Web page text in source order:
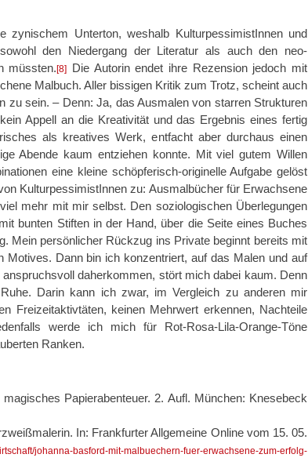
zynischem Unterton, weshalb KulturpessimistInnen und
den Niedergang der Literatur als auch den neo-
müssten.[8] Die Autorin endet ihre Rezension jedoch mit
Malbuch. Aller bissigen Kritik zum Trotz, scheint auch
zu sein. – Denn: Ja, das Ausmalen von starren Strukturen
Appell an die Kreativität und das Ergebnis eines fertig
als kreatives Werk, entfacht aber durchaus einen
Abende kaum entziehen konnte. Mit viel gutem Willen
eine kleine schöpferisch-originelle Aufgabe gelöst
KulturpessimistInnen zu: Ausmalbücher für Erwachsene
mehr mit mir selbst. Den soziologischen Überlegungen
bunten Stiften in der Hand, über die Seite eines Buches
Mein persönlicher Rückzug ins Private beginnt bereits mit
Dann bin ich konzentriert, auf das Malen und auf
daherkommen, stört mich dabei kaum. Denn
Darin kann ich zwar, im Vergleich zu anderen mir
Freizeitaktivtäten, keinen Mehrwert erkennen, Nachteile
werde ich mich für Rot-Rosa-Lila-Orange-Töne
Ranken.
Papierabenteuer. 2. Aufl. München: Knesebeck
In: Frankfurter Allgemeine Online vom 15. 05.
johanna-basford-mit-malbuechern-fuer-erwachsene-zum-erfolg-